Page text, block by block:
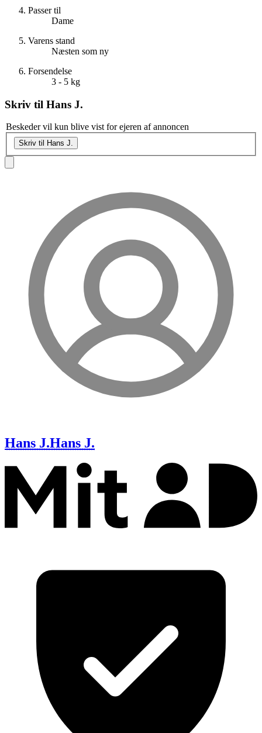
Passer til
Dame
Varens stand
Næsten som ny
Forsendelse
3 - 5 kg
Skriv til Hans J.
Beskeder vil kun blive vist for ejeren af annoncen
Skriv til Hans J.
Hans J.Hans J.